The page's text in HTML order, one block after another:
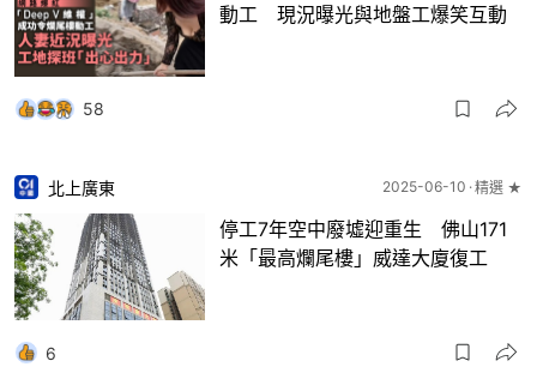
動工 現況曝光與地盤工爆笑互動
58
北上廣東 2025-06-10 精選 ★
停工7年空中廢墟迎重生 佛山171
米「最高爛尾樓」威達大廈復工
6